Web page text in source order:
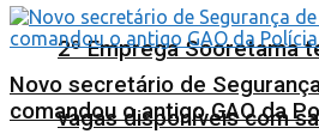
2º Emprega Sooretama
vagas disponíveis com
Novo secretário de
comandou o antigo GAO da